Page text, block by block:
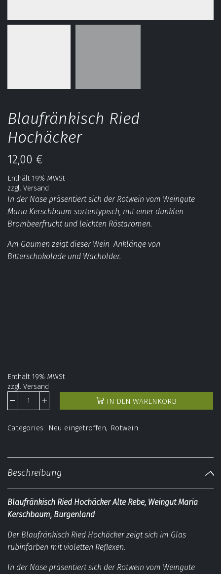
Blaufränkisch Ried
Hochäcker
12,00 €
Enthält 19% MWSt
zzgl. Versand
In der Nase präsentiert sich der Rotwein vom Weingute
Maria Kerschbaum sortentypisch, mit einer dunklen
Brombeerfrucht und leichten Röstaromen.
Am Gaumen zeigt dieser Wein Anklänge von
Bitterschokolade und Wacholder.
Enthält 19% MWSt
zzgl. Versand
IN DEN WARENKORB
Categories: Neu eingetroffen, Rotwein
Beschreibung
Blaufränkisch Ried Hochäcker Alte Rebe, Weingut Maria
Kerschbaum, Burgenland
Der Blaufränkisch Ried Hochäcker zeigt sich im Glas
rubinfarben mit violetten Reflexen.
In der Nase präsentiert sich der Rotwein vom Weingute